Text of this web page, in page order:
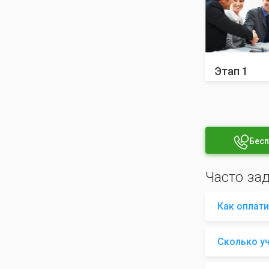
Этап 1
Часто
Как
Сколько